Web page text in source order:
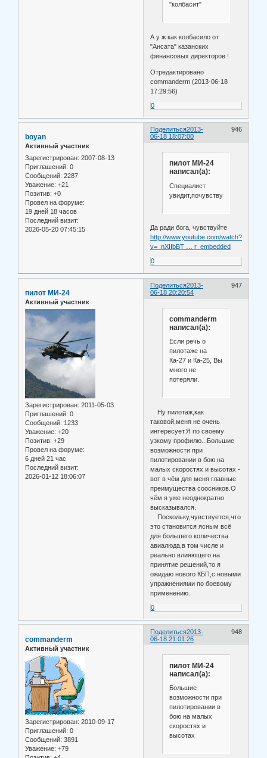
"колбасит"
А у ж как колбасило от
"Ансата" казанских
финансовых директоров !
Отредактировано
commanderm (2013-06-18
17:29:56)
0
Поделиться 946
2013-
06-18 18:07:00
boyan
Активный участник
Зарегистрирован: 2007-08-13
Приглашений: 0
Сообщений: 2287
Уважение: +21
Позитив: +0
Провел на форуме:
19 дней 18 часов
Последний визит:
2026-05-20 07:45:15
пилот МИ-24
написал(а):
Специалист
увидит,почувствует.
Да ради бога, чувствуйте
http://www.youtube.com/watch?
v=_nXIIbBT … r_embedded
0
Поделиться 947
2013-
06-18 20:20:54
пилот МИ-24
Активный участник
Зарегистрирован: 2011-05-03
Приглашений: 0
Сообщений: 1233
Уважение: +20
Позитив: +29
Провел на форуме:
6 дней 21 час
Последний визит:
2026-01-12 18:06:07
commanderm
написал(а):
Если речь о
пилотаже на
Ка-27 и Ка-25, Вы
много не
потеряли.
Ну пилотаж,как
таковой,меня не очень
интересует.Я по своему
узкому профилю...Большие
возможности при
пилотировании в бою на
малых скоростях и высотах -
вот в чём для меня главные
преимущества соосников.О
чём я уже неоднократно
высказывался.
Поскольку,чувствуется,что
это становится ясным всё
для большего количества
авиалюда,в том числе и
реально влияющего на
принятие решений,то я
ожидаю нового КБП,с новыми
упражнениями по боевому
применению.
0
Поделиться 948
2013-
06-18 21:01:26
commanderm
Активный участник
Зарегистрирован: 2010-09-17
Приглашений: 0
Сообщений: 3891
Уважение: +79
пилот МИ-24
написал(а):
Большие
возможности при
пилотировании в
бою на малых
скоростях и
высотах